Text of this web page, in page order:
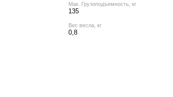
Мак. Грузоподъемность, кг
135
Вес весла, кг
0,8